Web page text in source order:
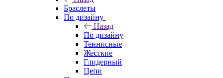
Браслеты
По дизайну
Назад
По дизайну
Теннисные
Жесткие
Глидерный
Цепи